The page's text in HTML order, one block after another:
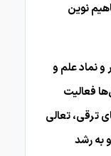
نوین
و نماد علم و
فعالیت
ترقی، تعالی
به رشد